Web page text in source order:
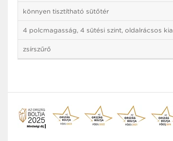
könnyen tisztítható sütőtér
4 polcmagasság, 4 sütési szint, oldalrácsos
zsírszűrő